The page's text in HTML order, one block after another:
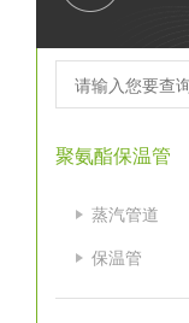
聚氨酯保温管
蒸汽管道
保温管